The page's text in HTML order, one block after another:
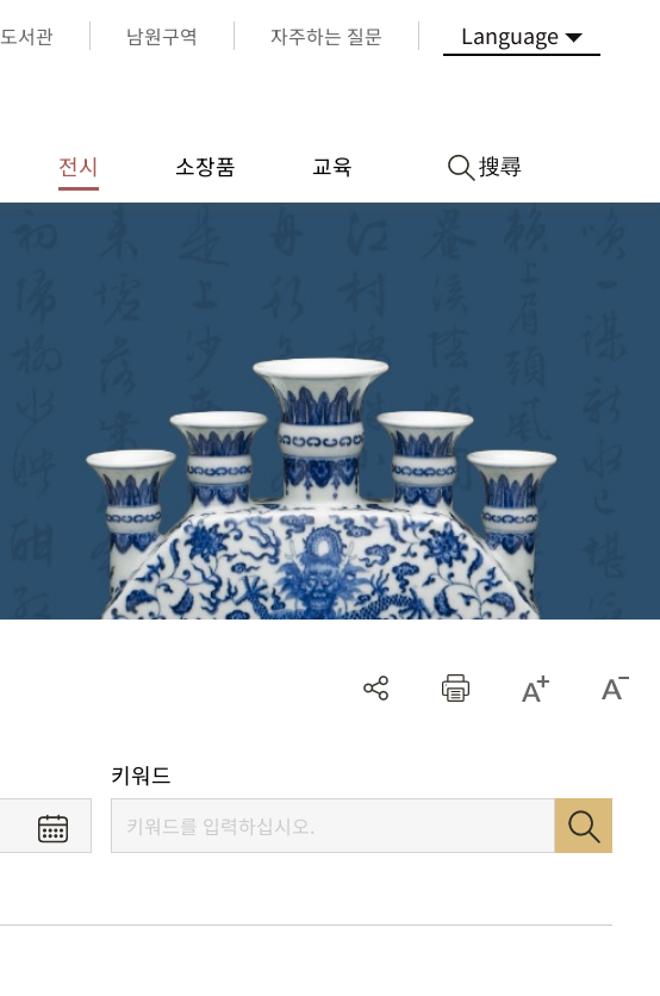
도서관 남원구역 자주하는 질문 Language
전시 소장품 교육 搜尋
키워드